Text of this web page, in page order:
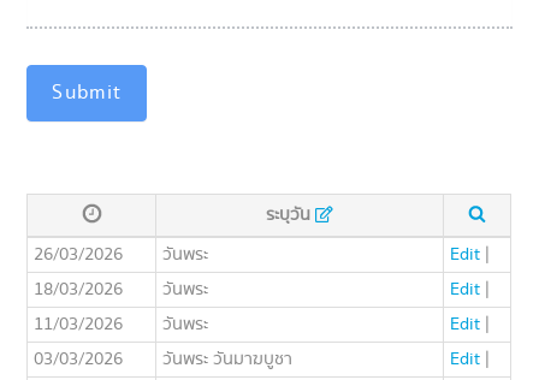
Submit
ระบุวัน
26/03/2026
วันพระ Edit |
18/03/2026
วันพระ Edit |
11/03/2026
วันพระ Edit |
03/03/2026
วันพระ วันมาฆบูชา Edit |